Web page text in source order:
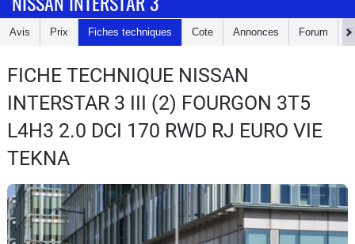
Essais
Guide
d'achat
Electriques
Utilitaires
Avis Prix Fiches techniques Cote Annonces Forum
FICHE TECHNIQUE NISSAN
INTERSTAR 3 III (2) FOURGON 3T5
L4H3 2.0 DCI 170 RWD RJ EURO VIE
TEKNA